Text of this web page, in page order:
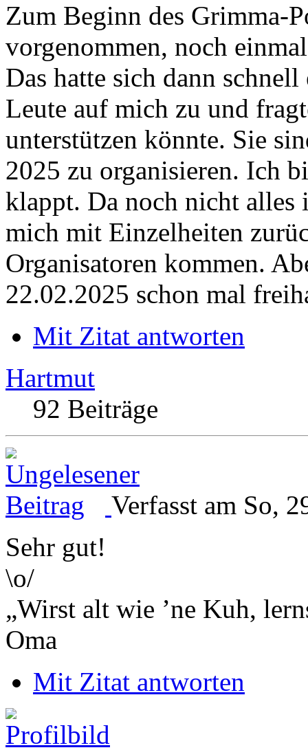
Zum Beginn des Grimma-
vorgenommen, noch
Das hatte sich dann
Leute auf mich zu und
unterstützen könnte. Sie
2025 zu organisieren. Ich
klappt. Da noch nicht alles
mich mit Einzelheiten
Organisatoren kommen.
22.02.2025 schon mal
Mit Zitat antworten
Hartmut
92 Beiträge
Verfasst am So,
Sehr gut!
\o/
„Wirst alt wie ’ne Kuh,
Oma
Mit Zitat antworten